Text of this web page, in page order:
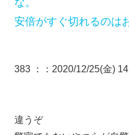
安倍がすぐ切れるのは
383 ： ：2020/12/25(金)
違うぞ